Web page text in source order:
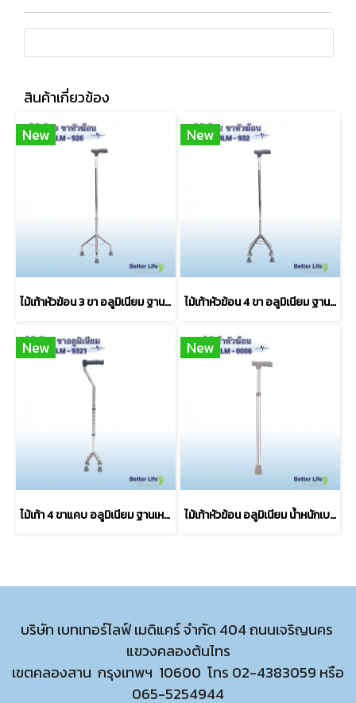
สินค้าเกี่ยวข้อง
New
ไม้เท้าหัวฆ้อน 3 ขา อลูมิเนียม ฐานเหล็ก แข็งแรง
New
ไม้เท้าหัวฆ้อน 4 ขา อลูมิเนียม ฐานเหล็ก แข็งแรง
New
ไม้เท้า 4 ขาแคบ อลูมิเนียม ฐานเหล็ก น้ำหนักเบา แข็งแรง
New
ไม้เท้าหัวฆ้อน อลูมิเนียม น้ำหนักเบา ปรับระดับได้
บริษัท เบทเทอร์ไลฟ์ เมดิแคร์ จำกัด 404 ถนนเจริญนคร
แขวงคลองต้นไทร
เขตคลองสาน กรุงเทพฯ 10600 โทร 02-4383059 หรือ
065-5254944